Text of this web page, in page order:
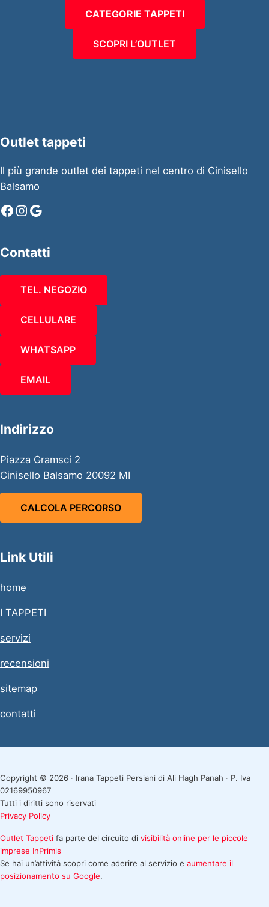
CATEGORIE TAPPETI
SCOPRI L’OUTLET
Outlet tappeti
Il più grande outlet dei tappeti nel centro di Cinisello
Balsamo
Facebook
Instagram
Google
Contatti
TEL. NEGOZIO
CELLULARE
WHATSAPP
EMAIL
Indirizzo
Piazza Gramsci 2
Cinisello Balsamo 20092 MI
CALCOLA PERCORSO
Link Utili
home
I TAPPETI
servizi
recensioni
sitemap
contatti
Copyright © 2026 · Irana Tappeti Persiani di Ali Hagh Panah · P. Iva
02169950967
Tutti i diritti sono riservati
Privacy Policy
Outlet Tappeti fa parte del circuito divisibilità online per le piccole
imprese InPrimis
Se hai un’attività scopri come aderire al servizio eaumentare il
posizionamento su Google.